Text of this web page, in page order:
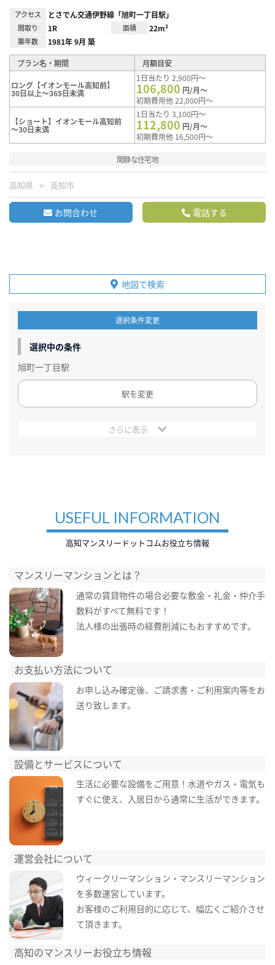
アクセス とさでん交通伊野線「旭町一丁目駅」
間取り 1R 面積 22m²
築年数 1981年 9月 築
プラン名・期間 月額目安
ロング【イオンモール高知前】
30日以上～365日未満
1日当たり 2,900円～
106,800 円/月～
初期費用他 22,000円～
【ショート】イオンモール高知前
～30日未満
1日当たり 3,100円～
112,800 円/月～
初期費用他 16,500円～
閑静な住宅地
高知県 高知市
お問合わせ 電話する
地図で検索
選択条件変更
選択中の条件
旭町一丁目駅
駅を変更
さらに表示
USEFUL INFORMATION
高知マンスリードットコムお役立ち情報
マンスリーマンションとは？
通常の賃貸物件の場合必要な敷金・礼金・仲介手
数料がすべて無料です！
法人様の出張時の経費削減にもおすすめです。
お支払い方法について
お申し込み確定後、ご請求書・ご利用案内等をお
送り致します。
設備とサービスについて
生活に必要な設備をご用意！水道やガス・電気も
すぐに使え、入居日から通常に生活ができます。
運営会社について
ウィークリーマンション・マンスリーマンション
を多数運営しています。
お客様のご利用目的に応じて、幅広くご紹介させ
て頂きます。
高知のマンスリーお役立ち情報